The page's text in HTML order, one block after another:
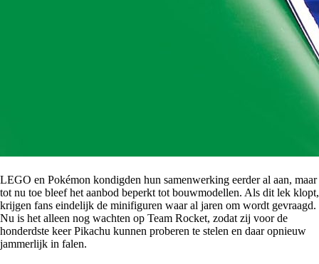
LEGO en Pokémon kondigden hun samenwerking eerder al aan, maar
tot nu toe bleef het aanbod beperkt tot bouwmodellen. Als dit lek klopt,
krijgen fans eindelijk de minifiguren waar al jaren om wordt gevraagd.
Nu is het alleen nog wachten op Team Rocket, zodat zij voor de
honderdste keer Pikachu kunnen proberen te stelen en daar opnieuw
jammerlijk in falen.